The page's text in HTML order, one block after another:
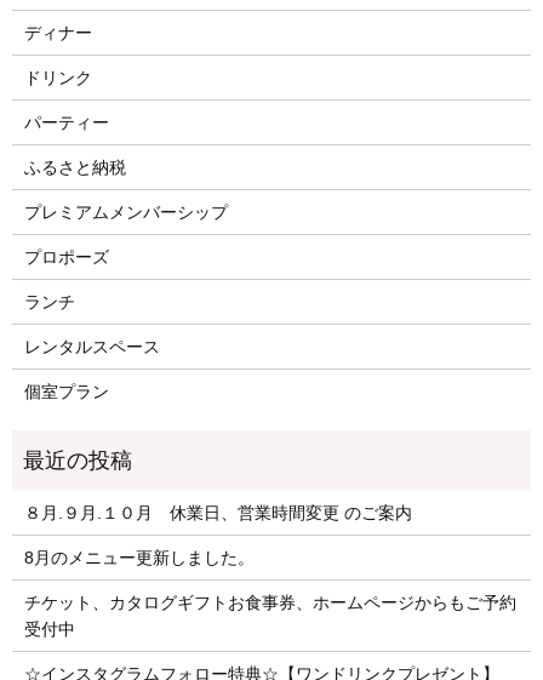
ディナー
ドリンク
パーティー
ふるさと納税
プレミアムメンバーシップ
プロポーズ
ランチ
レンタルスペース
個室プラン
８月.９月.１０月 休業日、営業時間変更 のご案内
8月のメニュー更新しました。
チケット、カタログギフトお食事券、ホームページからもご予約
受付中
☆インスタグラムフォロー特典☆【ワンドリンクプレゼント】